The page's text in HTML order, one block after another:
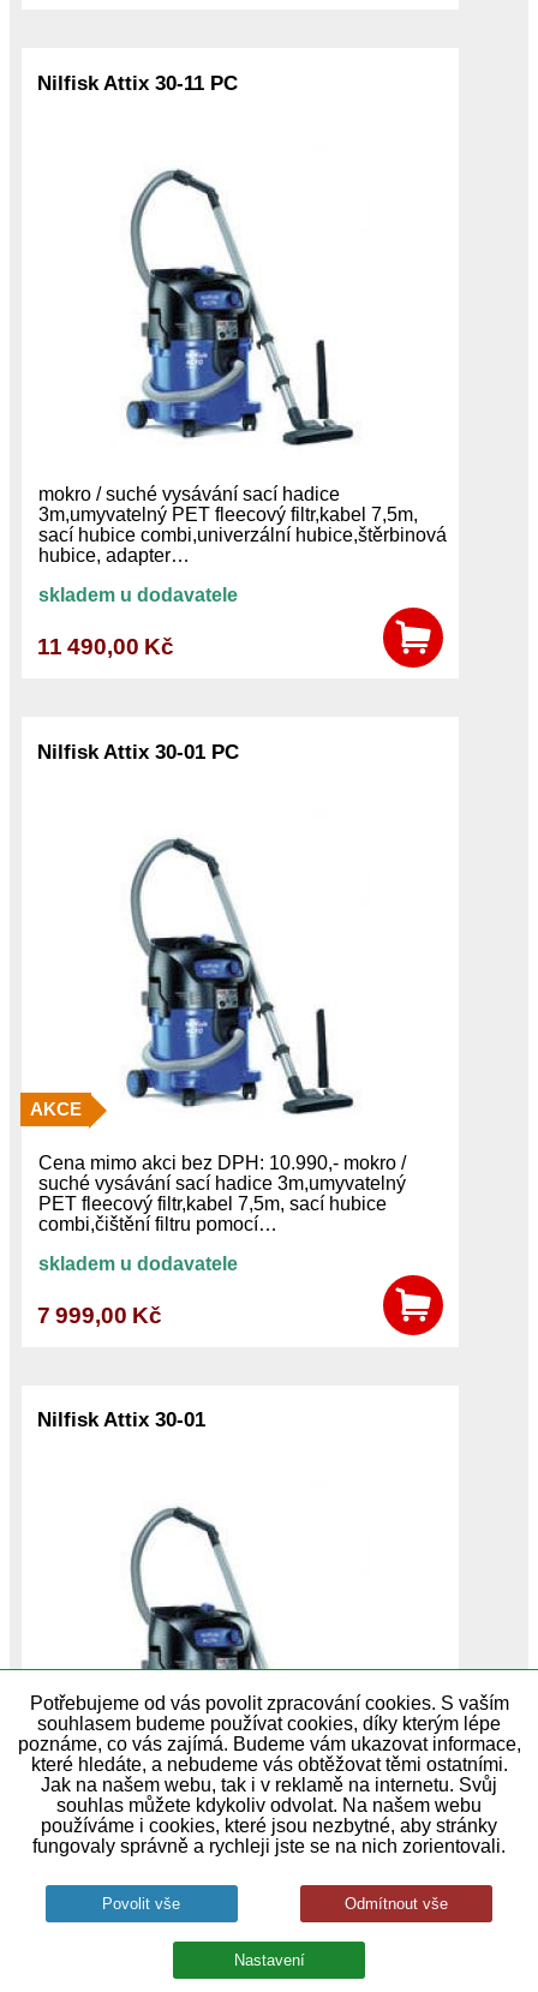
Potřebujeme od vás povolit zpracování cookies. S vaším
souhlasem budeme používat cookies, díky kterým lépe
poznáme, co vás zajímá. Budeme vám ukazovat informace,
které hledáte, a nebudeme vás obtěžovat těmi ostatními.
Jak na našem webu, tak i v reklamě na internetu. Svůj
souhlas můžete kdykoliv odvolat. Na našem webu
používáme i cookies, které jsou nezbytné, aby stránky
fungovaly správně a rychleji jste se na nich zorientovali.
Nilfisk Attix 30-11 PC
mokro / suché vysávání sací hadice
3m,umyvatelný PET fleecový filtr,kabel 7,5m,
sací hubice combi,univerzální hubice,štěrbinová
hubice, adapter…
skladem u dodavatele
11 490,00 Kč
Nilfisk Attix 30-01 PC
AKCE
Cena mimo akci bez DPH: 10.990,- mokro /
suché vysávání sací hadice 3m,umyvatelný
PET fleecový filtr,kabel 7,5m, sací hubice
combi,čištění filtru pomocí…
skladem u dodavatele
7 999,00 Kč
Nilfisk Attix 30-01
mokro / suché vysávání sací hadice
3m,umyvatelný PET fleecový filtr,kabel 7,5m,
nádoby L:30 Hmotnost:10,0 Napětí…